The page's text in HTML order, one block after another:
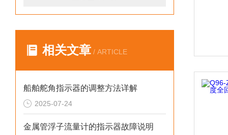
相关文章 / ARTICLE
船舶舵角指示器的调整方法详解
2025-07-24
金属管浮子流量计的指示器故障说明